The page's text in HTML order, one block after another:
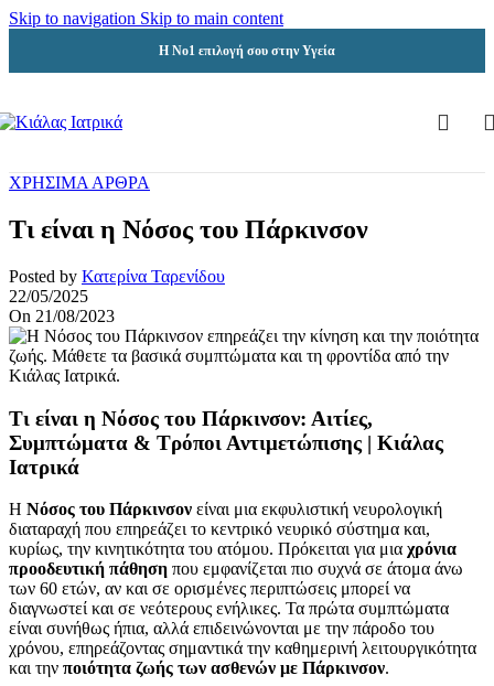
Skip to navigation Skip to main content
Η Νο1 επιλογή σου στην Υγεία
ΧΡΗΣΙΜΑ ΑΡΘΡΑ
Τι είναι η Νόσος του Πάρκινσον
Posted by Κατερίνα Ταρενίδου
22/05/2025
On 21/08/2023
Τι είναι η Νόσος του Πάρκινσον: Αιτίες,
Συμπτώματα & Τρόποι Αντιμετώπισης | Κιάλας
Ιατρικά
Η Νόσος του Πάρκινσον είναι μια εκφυλιστική νευρολογική
διαταραχή που επηρεάζει το κεντρικό νευρικό σύστημα και,
κυρίως, την κινητικότητα του ατόμου. Πρόκειται για μια χρόνια
προοδευτική πάθηση που εμφανίζεται πιο συχνά σε άτομα άνω
των 60 ετών, αν και σε ορισμένες περιπτώσεις μπορεί να
διαγνωστεί και σε νεότερους ενήλικες. Τα πρώτα συμπτώματα
είναι συνήθως ήπια, αλλά επιδεινώνονται με την πάροδο του
χρόνου, επηρεάζοντας σημαντικά την καθημερινή λειτουργικότητα
και την ποιότητα ζωής των ασθενών με Πάρκινσον.